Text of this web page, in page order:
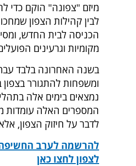
מיזם "צפונה" הוקם כדי
לבין קהילות הצפון
הכניסה לבית החדש,
מקומיות וגרעינים
ומשפחות להתגורר
נמצאים בימים אלה
המספרים האלה עומדות
לדבר על חיזוק הצפון,
להרשמה לערב
לצפון לחצו כאן